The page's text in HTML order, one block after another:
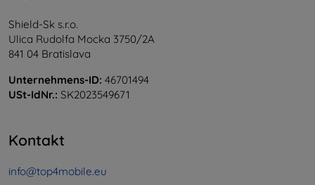
Shield-Sk s.r.o.
Ulica Rudolfa Mocka 3750/2A
841 04 Bratislava
Unternehmens-ID: 46701494
USt-IdNr.: SK2023549671
Kontakt
info@top4mobile.eu